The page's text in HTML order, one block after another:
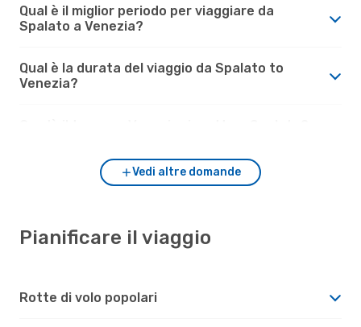
Qual è il miglior periodo per viaggiare da
Spalato a Venezia?
Qual è la durata del viaggio da Spalato to
Venezia?
Vedi altre domande
Pianificare il viaggio
Rotte di volo popolari